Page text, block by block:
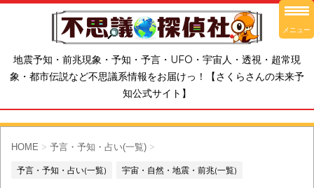
地震予知・前兆現象・予知・予言・UFO・宇宙人・透視・超常現
象・都市伝説など不思議系情報をお届けっ！【さくらさんの未来予
知公式サイト】
HOME > 予言・予知・占い(一覧) >
予言・予知・占い(一覧) 宇宙・自然・地震・前兆(一覧)
メニュー